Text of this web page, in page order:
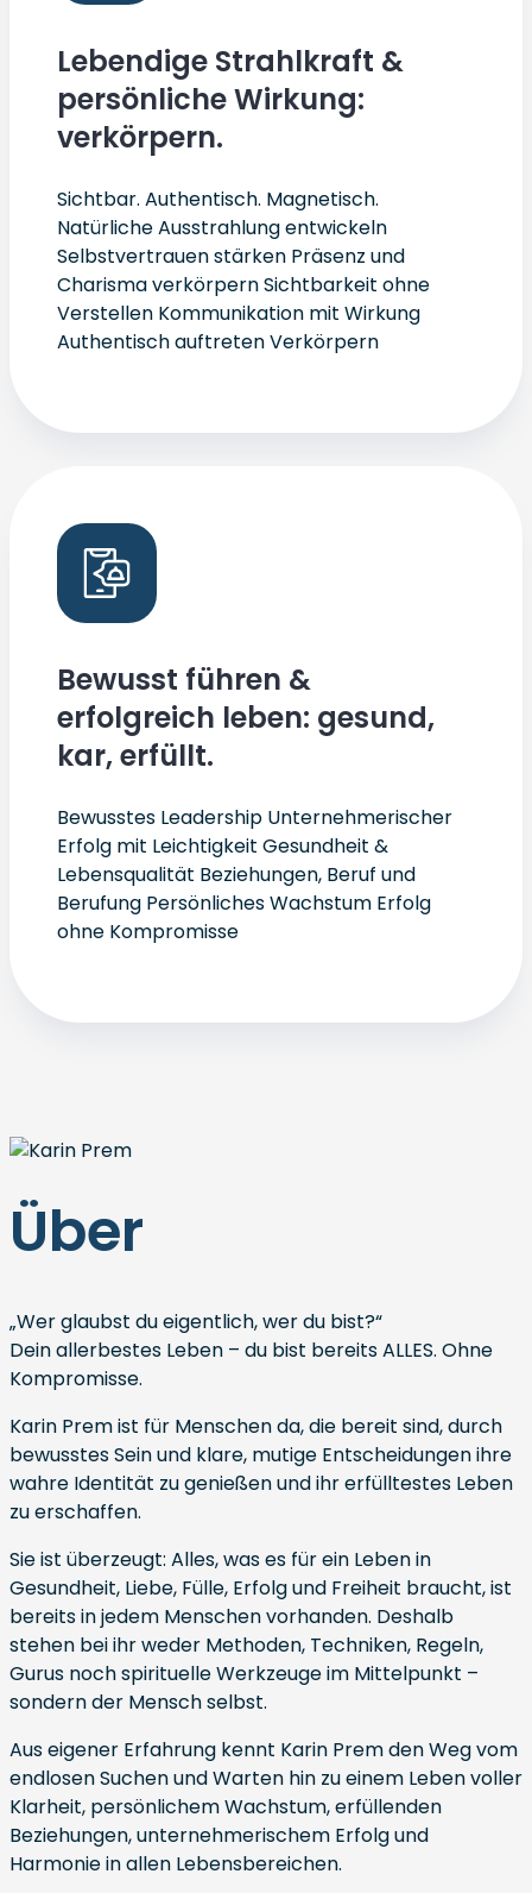
Lebendige Strahlkraft &
persönliche Wirkung:
verkörpern.
Sichtbar. Authentisch. Magnetisch.
Natürliche Ausstrahlung entwickeln
Selbstvertrauen stärken Präsenz und
Charisma verkörpern Sichtbarkeit ohne
Verstellen Kommunikation mit Wirkung
Authentisch auftreten Verkörpern
Bewusst führen &
erfolgreich leben: gesund,
kar, erfüllt.
Bewusstes Leadership Unternehmerischer
Erfolg mit Leichtigkeit Gesundheit &
Lebensqualität Beziehungen, Beruf und
Berufung Persönliches Wachstum Erfolg
ohne Kompromisse
Über
„Wer glaubst du eigentlich, wer du bist?“
Dein allerbestes Leben – du bist bereits ALLES. Ohne
Kompromisse.
Karin Prem ist für Menschen da, die bereit sind, durch
bewusstes Sein und klare, mutige Entscheidungen ihre
wahre Identität zu genießen und ihr erfülltestes Leben
zu erschaffen.
Sie ist überzeugt: Alles, was es für ein Leben in
Gesundheit, Liebe, Fülle, Erfolg und Freiheit braucht, ist
bereits in jedem Menschen vorhanden. Deshalb
stehen bei ihr weder Methoden, Techniken, Regeln,
Gurus noch spirituelle Werkzeuge im Mittelpunkt –
sondern der Mensch selbst.
Aus eigener Erfahrung kennt Karin Prem den Weg vom
endlosen Suchen und Warten hin zu einem Leben voller
Klarheit, persönlichem Wachstum, erfüllenden
Beziehungen, unternehmerischem Erfolg und
Harmonie in allen Lebensbereichen.